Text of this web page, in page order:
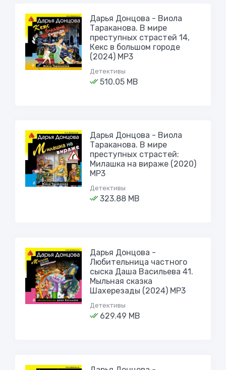
Дарья Донцова - Виола
Тараканова. В мире
преступных страстей 14,
Кекс в большом городе
(2024) МР3
Детективы
510.05 MB
Дарья Донцова - Виола
Тараканова. В мире
преступных страстей:
Милашка на вираже (2020)
МР3
Детективы
323.88 MB
Дарья Донцова -
Любительница частного
сыска Даша Васильева 41.
Мыльная сказка
Шахерезады (2024) МР3
Детективы
629.49 MB